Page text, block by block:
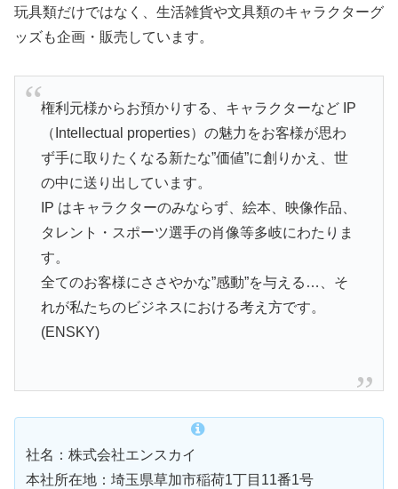
玩具類だけではなく、生活雑貨や文具類のキャラクターグ
ッズも企画・販売しています。
権利元様からお預かりする、キャラクターなど IP
（Intellectual properties）の魅力をお客様が思わ
ず手に取りたくなる新たな”価値”に創りかえ、世
の中に送り出しています。
IP はキャラクターのみならず、絵本、映像作品、
タレント・スポーツ選手の肖像等多岐にわたりま
す。
全てのお客様にささやかな”感動”を与える…、そ
れが私たちのビジネスにおける考え方です。
(ENSKY)
社名：株式会社エンスカイ
本社所在地：埼玉県草加市稲荷1丁目11番1号